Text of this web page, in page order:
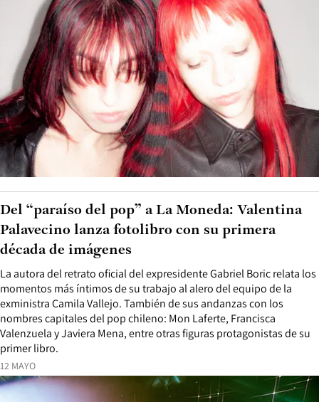
12 MAYO
La autora del retrato oficial del expresidente Gabriel Boric relata los
momentos más íntimos de su trabajo al alero del equipo de la
exministra Camila Vallejo. También de sus andanzas con los
nombres capitales del pop chileno: Mon Laferte, Francisca
Valenzuela y Javiera Mena, entre otras figuras protagonistas de su
primer libro.
Del “paraíso del pop” a La Moneda: Valentina
Palavecino lanza fotolibro con su primera
década de imágenes